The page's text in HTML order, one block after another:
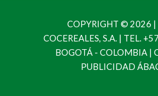
COPYRIGHT © 2026 |
COCEREALES, S.A. | TEL.
BOGOTÁ - COLOMBIA |
PUBLICIDAD